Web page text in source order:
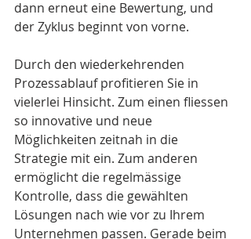
dann erneut eine Bewertung, und
der Zyklus beginnt von vorne.
Durch den wiederkehrenden
Prozessablauf profitieren Sie in
vielerlei Hinsicht. Zum einen fliessen
so innovative und neue
Möglichkeiten zeitnah in die
Strategie mit ein. Zum anderen
ermöglicht die regelmässige
Kontrolle, dass die gewählten
Lösungen nach wie vor zu Ihrem
Unternehmen passen. Gerade beim